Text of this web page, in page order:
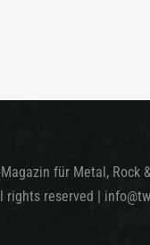
für Metal, Rock
rights reserved |